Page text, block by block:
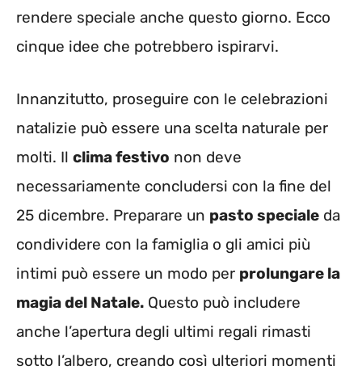
rendere speciale anche questo giorno. Ecco
cinque idee che potrebbero ispirarvi.
Innanzitutto, proseguire con le celebrazioni
natalizie può essere una scelta naturale per
molti. Il clima festivo non deve
necessariamente concludersi con la fine del
25 dicembre. Preparare un pasto speciale da
condividere con la famiglia o gli amici più
intimi può essere un modo per prolungare la
magia del Natale. Questo può includere
anche l’apertura degli ultimi regali rimasti
sotto l’albero, creando così ulteriori momenti